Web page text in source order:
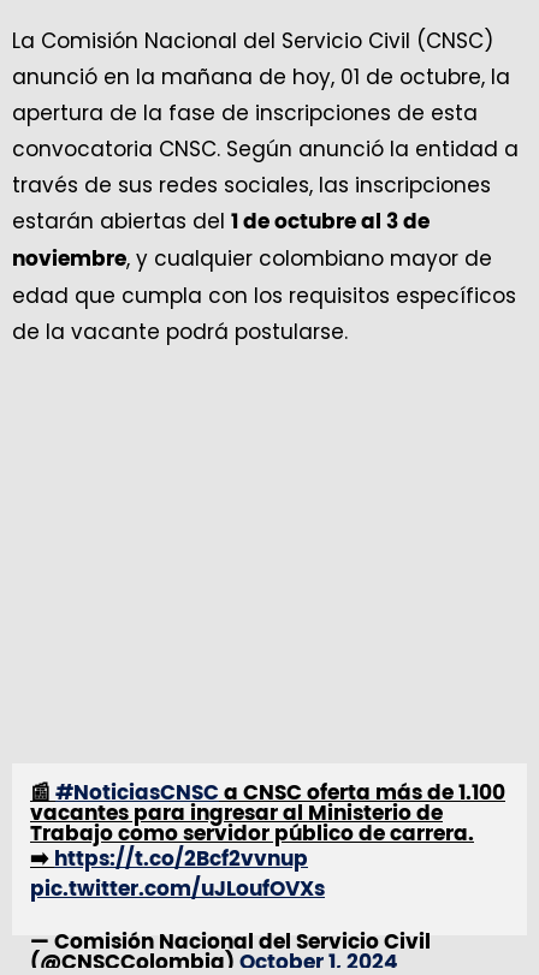
La Comisión Nacional del Servicio Civil (CNSC)
anunció en la mañana de hoy, 01 de octubre, la
apertura de la fase de inscripciones de esta
convocatoria CNSC. Según anunció la entidad a
través de sus redes sociales, las inscripciones
estarán abiertas del 1 de octubre al 3 de
noviembre, y cualquier colombiano mayor de
edad que cumpla con los requisitos específicos
de la vacante podrá postularse.
📰 #NoticiasCNSC a CNSC oferta más de 1.100
vacantes para ingresar al Ministerio de
Trabajo como servidor público de carrera.
➡️ https://t.co/2Bcf2vvnup
pic.twitter.com/uJLoufOVXs
— Comisión Nacional del Servicio Civil
(@CNSCColombia) October 1, 2024